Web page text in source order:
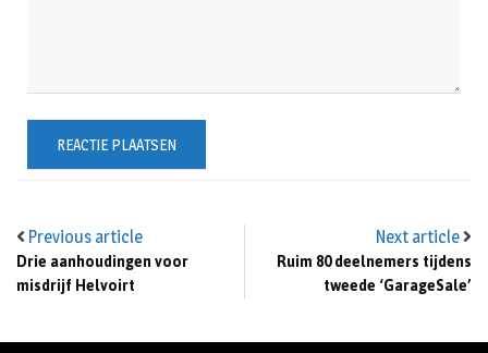
Previous article
Drie aanhoudingen voor
misdrijf Helvoirt
Next article
Ruim 80 deelnemers tijdens
tweede ‘GarageSale’